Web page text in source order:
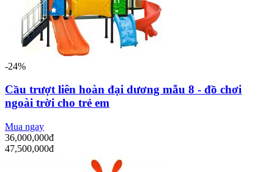
-24%
Cầu trượt liên hoàn đại dương mẫu 8 - đồ chơi
ngoài trời cho trẻ em
Mua ngay
36,000,000đ
47,500,000đ